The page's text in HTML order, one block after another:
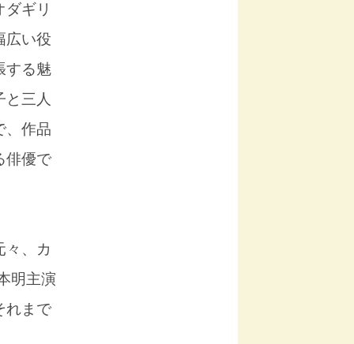
ギリ
広い役
する魅
三人
、作品
俳優で
、カ
明主演
れまで